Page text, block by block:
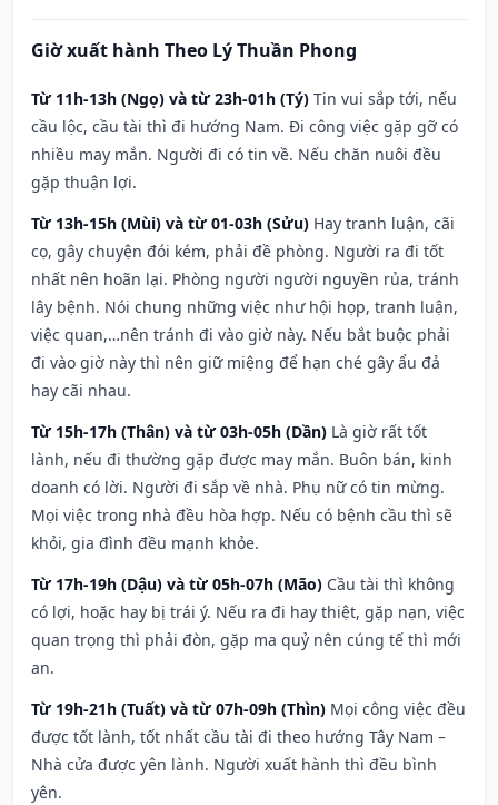
Giờ xuất hành Theo Lý Thuần Phong
Từ 11h-13h (Ngọ) và từ 23h-01h (Tý) Tin vui sắp tới, nếu
cầu lộc, cầu tài thì đi hướng Nam. Đi công việc gặp gỡ có
nhiều may mắn. Người đi có tin về. Nếu chăn nuôi đều
gặp thuận lợi.
Từ 13h-15h (Mùi) và từ 01-03h (Sửu) Hay tranh luận, cãi
cọ, gây chuyện đói kém, phải đề phòng. Người ra đi tốt
nhất nên hoãn lại. Phòng người người nguyền rủa, tránh
lây bệnh. Nói chung những việc như hội họp, tranh luận,
việc quan,…nên tránh đi vào giờ này. Nếu bắt buộc phải
đi vào giờ này thì nên giữ miệng để hạn ché gây ẩu đả
hay cãi nhau.
Từ 15h-17h (Thân) và từ 03h-05h (Dần) Là giờ rất tốt
lành, nếu đi thường gặp được may mắn. Buôn bán, kinh
doanh có lời. Người đi sắp về nhà. Phụ nữ có tin mừng.
Mọi việc trong nhà đều hòa hợp. Nếu có bệnh cầu thì sẽ
khỏi, gia đình đều mạnh khỏe.
Từ 17h-19h (Dậu) và từ 05h-07h (Mão) Cầu tài thì không
có lợi, hoặc hay bị trái ý. Nếu ra đi hay thiệt, gặp nạn, việc
quan trọng thì phải đòn, gặp ma quỷ nên cúng tế thì mới
an.
Từ 19h-21h (Tuất) và từ 07h-09h (Thìn) Mọi công việc đều
được tốt lành, tốt nhất cầu tài đi theo hướng Tây Nam –
Nhà cửa được yên lành. Người xuất hành thì đều bình
yên.